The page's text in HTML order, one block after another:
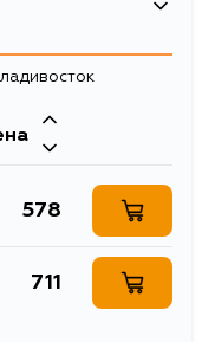
решетки
(Слева)
578
711